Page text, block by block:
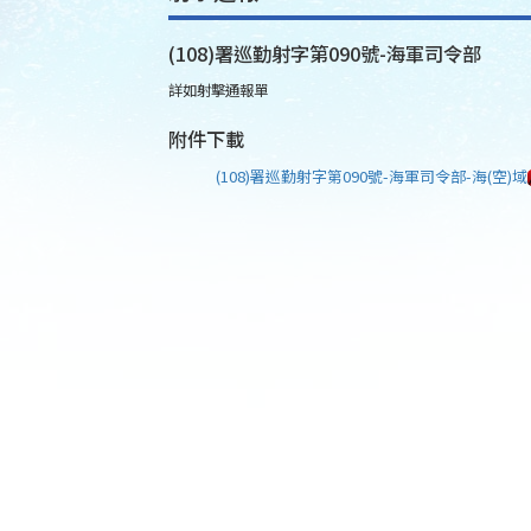
(108)署巡勤射字第090號-海軍司令部
詳如射擊通報單
附件下載
(108)署巡勤射字第090號-海軍司令部-海(空)域